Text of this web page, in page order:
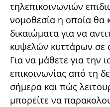
τηλεπικοινωνιών
νομοθεσία η οποία θα
δικαιώματα για να
κυψελών κυττάρων σε
Για να μάθετε για την
επικοινωνίας από τη
σήμερα και πώς
μπορείτε να